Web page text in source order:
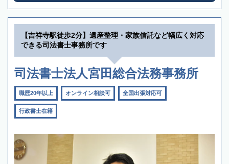
【吉祥寺駅徒歩2分】遺産整理・家族信託など幅広く対応
できる司法書士事務所です
司法書士法人宮田総合法務事務所
職歴20年以上 オンライン相談可 全国出張対応可
行政書士在籍